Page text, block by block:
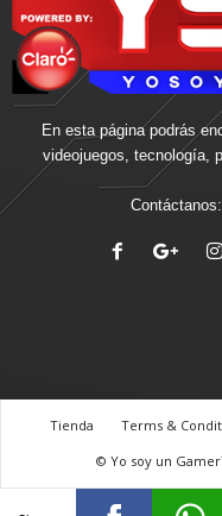
En esta página podrás
videojuegos, tecnología,
Contáctanos:
Tienda Terms &
© Yo soy un